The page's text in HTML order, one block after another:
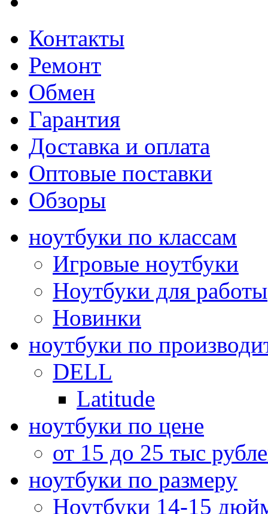
Контакты
Ремонт
Обмен
Гарантия
Доставка и оплата
Оптовые поставки
Обзоры
ноутбуки по классам
Игровые ноутбуки
Ноутбуки для работы
Новинки
ноутбуки по
DELL
Latitude
ноутбуки по цене
от 15 до 25 тыс
ноутбуки по размеру
Ноутбуки 14-15